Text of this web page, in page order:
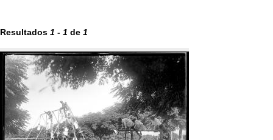
Resultados 1 - 1 de 1